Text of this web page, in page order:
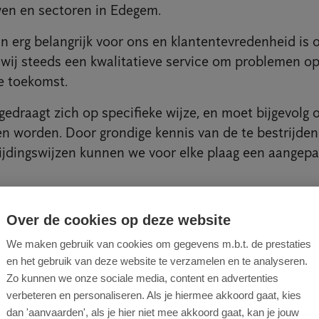
en sectoren in Edegem.
erg belangrijk voor ons en klantentevredenheid is
steeds een kwalitatieve service om problemen
toekomst.
zich op specifieke wijze, en moet bijgevolg
worden. Door grondige kennis van de te
kunnen we voor elke plaag een
ongedierte in Edegem
daar zijn meestal ook weleens ongewenste
warmte, nestgelegenheid en soortgenoten.
Over de cookies op deze website
We maken gebruik van cookies om gegevens m.b.t. de prestaties
en het gebruik van deze website te verzamelen en te analyseren.
Zo kunnen we onze sociale media, content en advertenties
verbeteren en personaliseren. Als je hiermee akkoord gaat, kies
dan 'aanvaarden', als je hier niet mee akkoord gaat, kan je jouw